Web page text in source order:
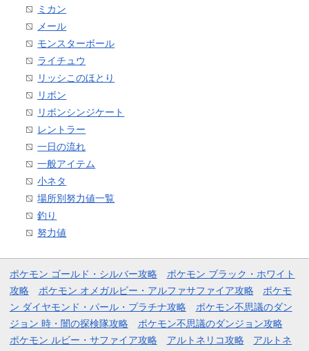
ミカン
メール
モンスターボール
ライチュウ
リッシこのほとり
リボン
リボンシンジケート
レントラー
一日の流れ
一般アイテム
小ネタ
場所別努力値一覧
釣り
努力値
ポケモン ゴールド・シルバー攻略
ポケモン ブラック・ホワイト
攻略
ポケモン オメガルビー・アルファサファイア攻略
ポケモ
ン ダイヤモンド・パール・プラチナ攻略
ポケモン不思議のダン
ジョン 時・闇の探検隊攻略
ポケモン不思議のダンジョン攻略
ポケモン ルビー・サファイア攻略
アルトネリコ攻略
アルトネ